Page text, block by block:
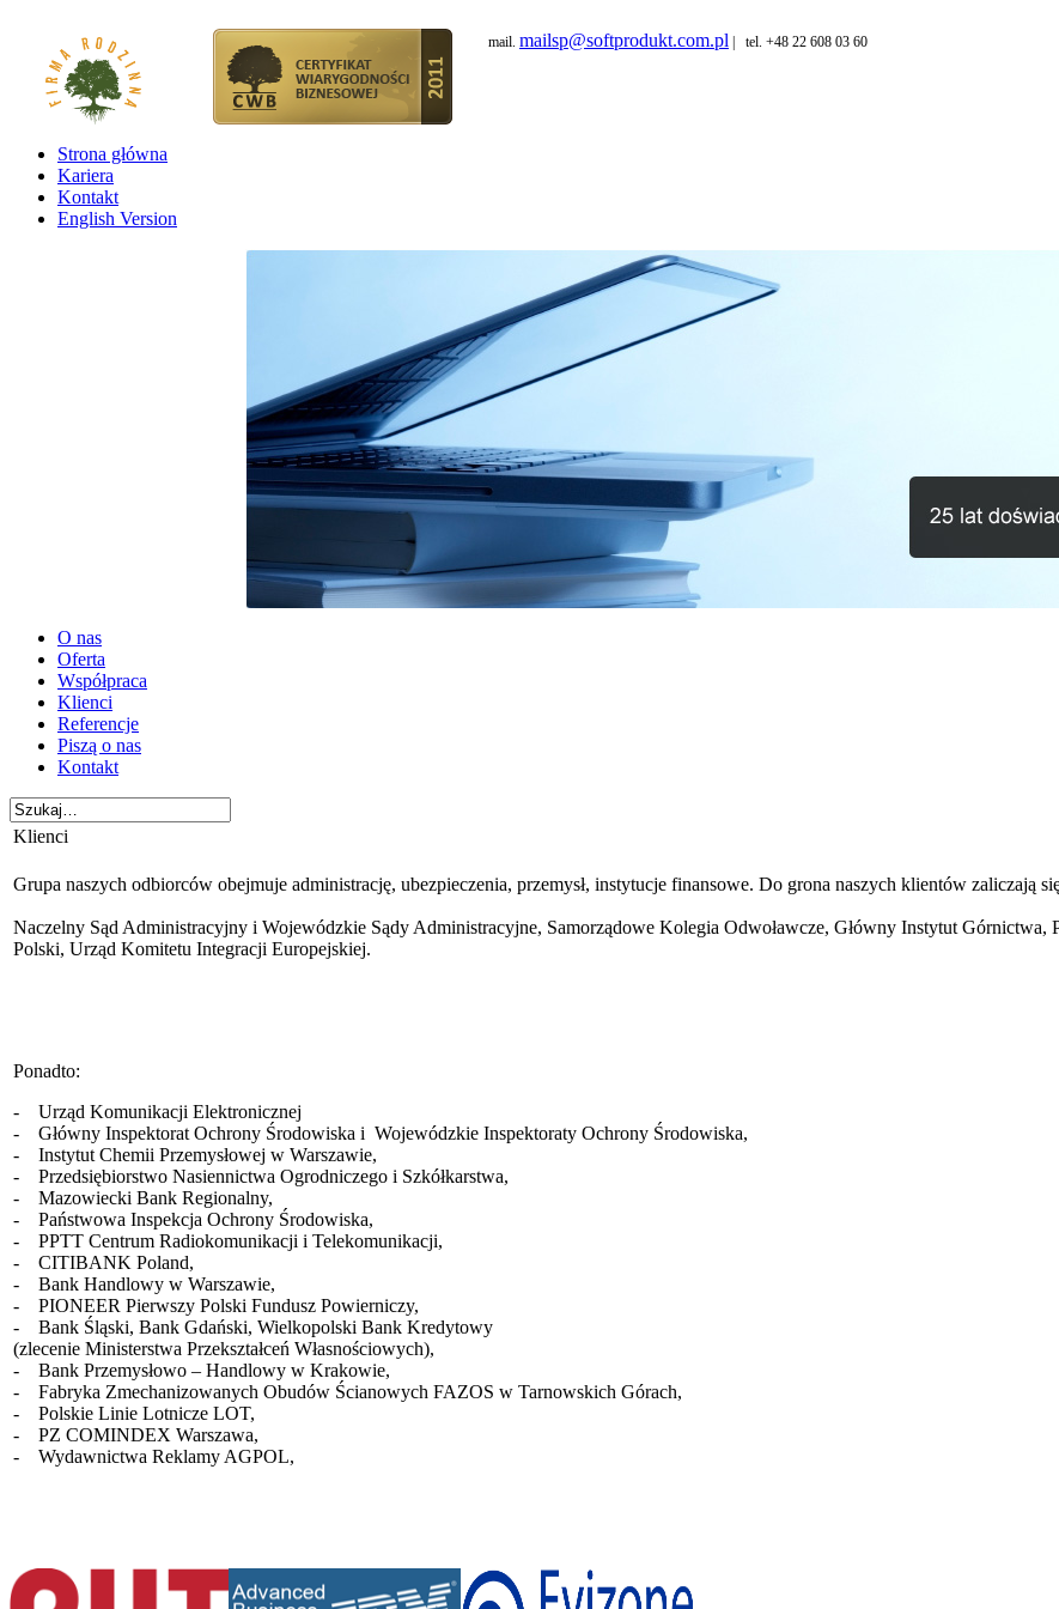
mail. mailsp@softprodukt.com.pl | tel. +48 22 608 03 60
Strona główna
Kariera
Kontakt
English Version
O nas
Oferta
Współpraca
Klienci
Referencje
Piszą o nas
Kontakt
Klienci
Grupa naszych odbiorców obejmuje administrację, ubezpieczenia, przemysł, instytucje finansowe. Do grona naszych klientów zaliczają
Naczelny Sąd Administracyjny i Wojewódzkie Sądy Administracyjne, Samorządowe Kolegia Odwoławcze, Główny Instytut
Polski, Urząd Komitetu Integracji Europejskiej.
Ponadto:
- Urząd Komunikacji Elektronicznej
- Główny Inspektorat Ochrony Środowiska i Wojewódzkie Inspektoraty Ochrony Środowiska,
- Instytut Chemii Przemysłowej w Warszawie,
- Przedsiębiorstwo Nasiennictwa Ogrodniczego i Szkółkarstwa,
- Mazowiecki Bank Regionalny,
- Państwowa Inspekcja Ochrony Środowiska,
- PPTT Centrum Radiokomunikacji i Telekomunikacji,
- CITIBANK Poland,
- Bank Handlowy w Warszawie,
- PIONEER Pierwszy Polski Fundusz Powierniczy,
- Bank Śląski, Bank Gdański, Wielkopolski Bank Kredytowy
(zlecenie Ministerstwa Przekształceń Własnościowych),
- Bank Przemysłowo – Handlowy w Krakowie,
- Fabryka Zmechanizowanych Obudów Ścianowych FAZOS w Tarnowskich Górach,
- Polskie Linie Lotnicze LOT,
- PZ COMINDEX Warszawa,
- Wydawnictwa Reklamy AGPOL,